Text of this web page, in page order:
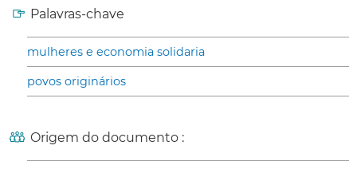
Palavras-chave
mulheres e economia solidaria
povos originários
Origem do documento :